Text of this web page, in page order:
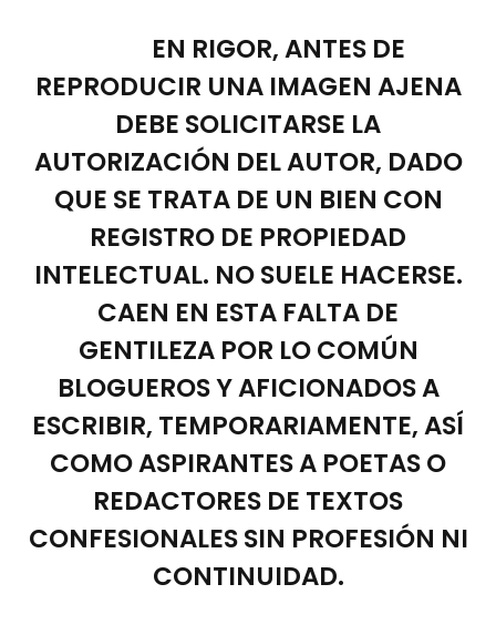
EN RIGOR, ANTES DE
REPRODUCIR UNA IMAGEN AJENA
DEBE SOLICITARSE LA
AUTORIZACIÓN DEL AUTOR, DADO
QUE SE TRATA DE UN BIEN CON
REGISTRO DE PROPIEDAD
INTELECTUAL. NO SUELE HACERSE.
CAEN EN ESTA FALTA DE
GENTILEZA POR LO COMÚN
BLOGUEROS Y AFICIONADOS A
ESCRIBIR, TEMPORARIAMENTE, ASÍ
COMO ASPIRANTES A POETAS O
REDACTORES DE TEXTOS
CONFESIONALES SIN PROFESIÓN NI
CONTINUIDAD.